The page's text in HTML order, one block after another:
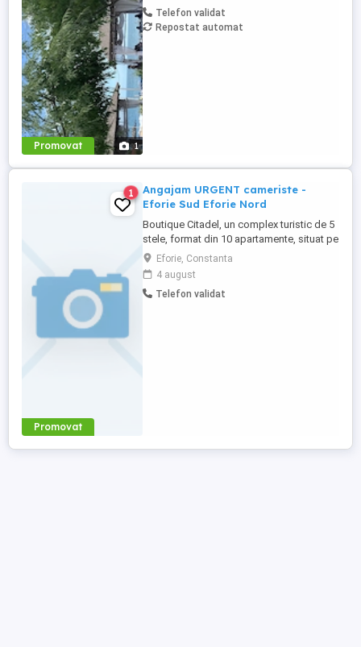
Promovat 1
Telefon validat
Repostat automat
Promovat
1
Angajam URGENT cameriste -
Eforie Sud Eforie Nord
Boutique Citadel, un complex turistic de 5
stele, format din 10 apartamente, situat pe
cordonul dintre Eforie Nord și Eforie Sud,
angajeaza URGENT cameriste. Cerințe:
Seriozitate și responsabilitate; Atenție la
detalii și la curățenie; Atitudine pozitivă și
Eforie, Constanta
4 august
Telefon validat